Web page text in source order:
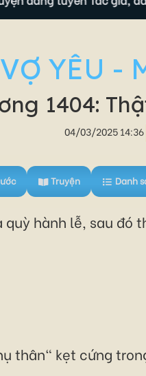
YÊU -
1404:
04/03/2025 14:36
Truyện Danh
hành lễ, sau đó
thân" kẹt cứng